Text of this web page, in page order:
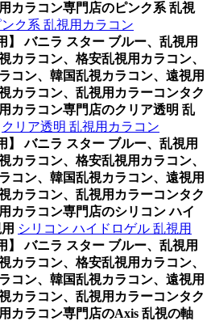
カラコン専門店のピンク系 乱視
ンク系 乱視用カラコン
】 バニラ スター ブルー、乱視用
カラコン、格安乱視用カラコン、
コン、韓国乱視カラコン、遠視用
カラコン、乱視用カラーコンタク
カラコン専門店のクリア透明 乱
クリア透明 乱視用カラコン
】 バニラ スター ブルー、乱視用
カラコン、格安乱視用カラコン、
コン、韓国乱視カラコン、遠視用
カラコン、乱視用カラーコンタク
カラコン専門店のシリコン ハイ
シリコン ハイドロゲル 乱視用
】 バニラ スター ブルー、乱視用
カラコン、格安乱視用カラコン、
コン、韓国乱視カラコン、遠視用
カラコン、乱視用カラーコンタク
カラコン専門店のAxis 乱視の軸